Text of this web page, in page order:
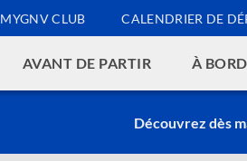
MYGNV CLUB CALENDRIER DE
AVANT DE PARTIR À BORD
Découvrez dès